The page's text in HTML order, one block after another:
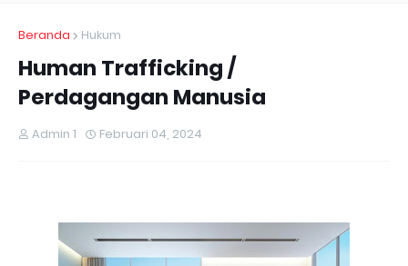
Beranda Hukum
Human Trafficking /
Perdagangan Manusia
Admin 1 Februari 04, 2024